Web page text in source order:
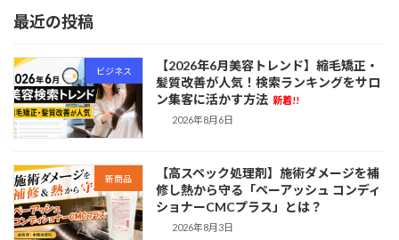
最近の投稿
ビジネス
【2026年6月美容トレンド】縮毛矯正・
髪質改善が人気！検索ランキングをサロ
ン集客に活かす方法 新着!!
2026年8月6日
新商品
【高スペック処理剤】施術ダメージを補
修し熱から守る「ペーアッシュ コンディ
ショナーCMCプラス」とは？
2026年8月3日